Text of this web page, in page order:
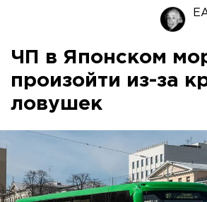
ЧП в Японском
произойти из-за
ловушек